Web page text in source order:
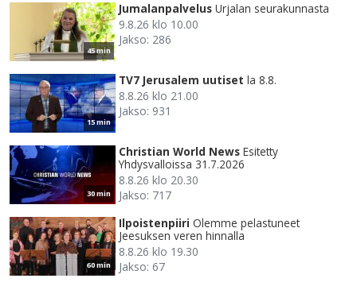
45 min
Jumalanpalvelus Urjalan seurakunnasta
9.8.26 klo 10.00
Jakso: 286
15 min
TV7 Jerusalem uutiset la 8.8.
8.8.26 klo 21.00
Jakso: 931
30 min
Christian World News Esitetty
Yhdysvalloissa 31.7.2026
8.8.26 klo 20.30
Jakso: 717
60 min
Ilpoistenpiiri Olemme pelastuneet
Jeesuksen veren hinnalla
8.8.26 klo 19.30
Jakso: 67